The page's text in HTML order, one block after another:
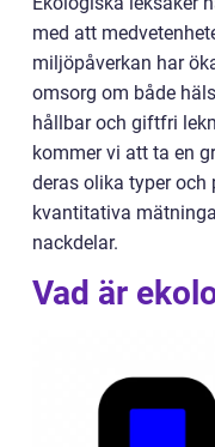
med att
miljöpåverkan har
omsorg om både
hållbar och giftfri
kommer vi att ta en
deras olika typer
kvantitativa
nackdelar.
Vad är